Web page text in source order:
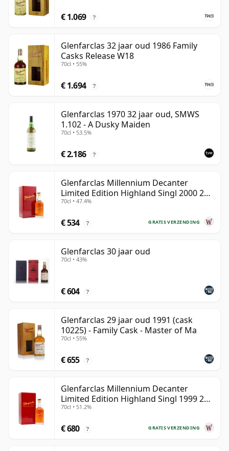
€ 1.069 ?
Glenfarclas 32 jaar oud 1986 Family
Casks Release W18
70cl • 55%
€ 1.694 ?
Glenfarclas 1970 32 jaar oud, SMWS
1.102 - A Dusky Maiden
70cl • 53.5%
€ 2.186 ?
Glenfarclas Millennium Decanter
Limited Edition Highland Singl 2000 24
jaar oud
70cl • 47.4%
GRATIS VERZENDING
€ 534 ?
Glenfarclas 30 jaar oud
70cl • 43%
€ 604 ?
Glenfarclas 29 jaar oud 1991 (cask
10225) - Family Cask - Master of Ma
70cl • 55%
€ 655 ?
Glenfarclas Millennium Decanter
Limited Edition Highland Singl 1999 25
jaar oud
70cl • 51.2%
GRATIS VERZENDING
€ 680 ?